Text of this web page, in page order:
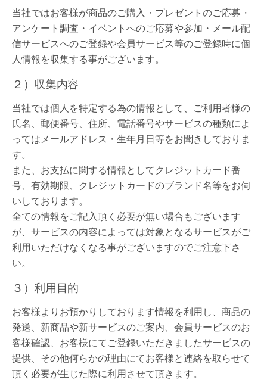
当社ではお客様が商品のご購入・プレゼントのご応募・
アンケート調査・イベントへのご応募や参加・メール配
信サービスへのご登録や会員サービス等のご登録時に個
人情報を収集する事がございます。
２）収集内容
当社では個人を特定する為の情報として、ご利用者様の
氏名、郵便番号、住所、電話番号やサービスの種類によ
ってはメールアドレス・生年月日等をお聞きしておりま
す。
また、お支払に関する情報としてクレジットカード番
号、有効期限、クレジットカードのブランド名等をお伺
いしております。
全ての情報をご記入頂く必要が無い場合もございます
が、サービスの内容によっては対象となるサービスがご
利用いただけなくなる事がございますのでご注意下さ
い。
３）利用目的
お客様よりお預かりしております情報を利用し、商品の
発送、新商品や新サービスのご案内、会員サービスのお
客様確認、お客様にてご登録いただきましたサービスの
提供、その他何らかの理由にてお客様と連絡を取らせて
頂く必要が生じた際に利用させて頂きます。